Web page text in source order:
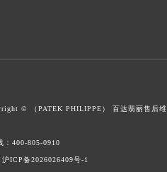
© （PATEK PHILIPPE） 百达翡丽售后维
： 400-805-0910
ICP备2026026409号-1